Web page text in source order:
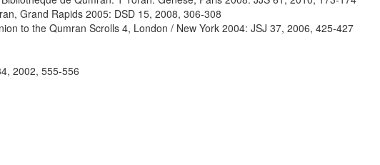
Grand Rapids 2005: DSD 15, 2008, 306-308
to the Qumran Scrolls 4, London / New York 2004: JSJ 37, 2006, 425-427
2002, 555-556